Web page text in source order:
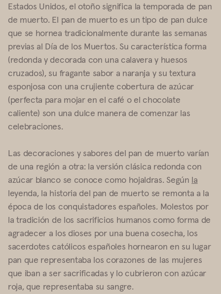
Estados Unidos, el otoño significa la temporada de pan
de muerto. El pan de muerto es un tipo de pan dulce
que se hornea tradicionalmente durante las semanas
previas al Día de los Muertos. Su característica forma
(redonda y decorada con una calavera y huesos
cruzados), su fragante sabor a naranja y su textura
esponjosa con una crujiente cobertura de azúcar
(perfecta para mojar en el café o el chocolate
caliente) son una dulce manera de comenzar las
celebraciones.
Las decoraciones y sabores del pan de muerto varían
de una región a otra: la versión clásica redonda con
azúcar blanco se conoce como hojaldras. Según la
leyenda, la historia del pan de muerto se remonta a la
época de los conquistadores españoles. Molestos por
la tradición de los sacrificios humanos como forma de
agradecer a los dioses por una buena cosecha, los
sacerdotes católicos españoles hornearon en su lugar
pan que representaba los corazones de las mujeres
que iban a ser sacrificadas y lo cubrieron con azúcar
roja, que representaba su sangre.